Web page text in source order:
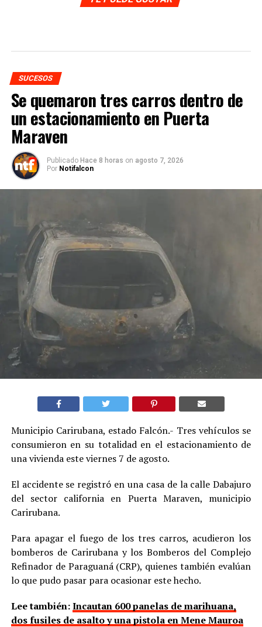
SUCESOS
Se quemaron tres carros dentro de
un estacionamiento en Puerta
Maraven
Publicado Hace 8 horas on agosto 7, 2026
Por Notifalcon
Municipio Carirubana, estado Falcón.- Tres vehículos se
consumieron en su totalidad en el estacionamiento de
una vivienda este viernes 7 de agosto.
El accidente se registró en una casa de la calle Dabajuro
del sector california en Puerta Maraven, municipio
Carirubana.
Para apagar el fuego de los tres carros, acudieron los
bomberos de Carirubana y los Bomberos del Complejo
Refinador de Paraguaná (CRP), quienes también evalúan
lo que pudo pasar para ocasionar este hecho.
Lee también:Incautan 600 panelas de marihuana,
dos fusiles de asalto y una pistola en Mene Mauroa